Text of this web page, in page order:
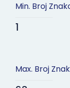
Min. Broj
1
Max. Broj